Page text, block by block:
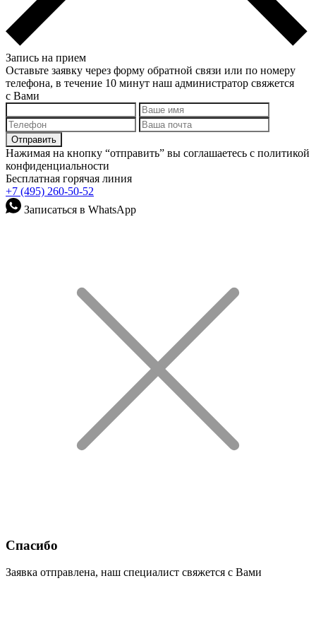
Запись на прием
Оставьте заявку через форму обратной связи или по номеру
телефона, в течение 10 минут наш администратор свяжется
с Вами
Нажимая на кнопку “отправить” вы соглашаетесь с политикой
конфиденциальности
Бесплатная горячая линия
+7 (495) 260-50-52
Записаться в WhatsApp
Спасибо
Заявка отправлена, наш специалист свяжется с Вами